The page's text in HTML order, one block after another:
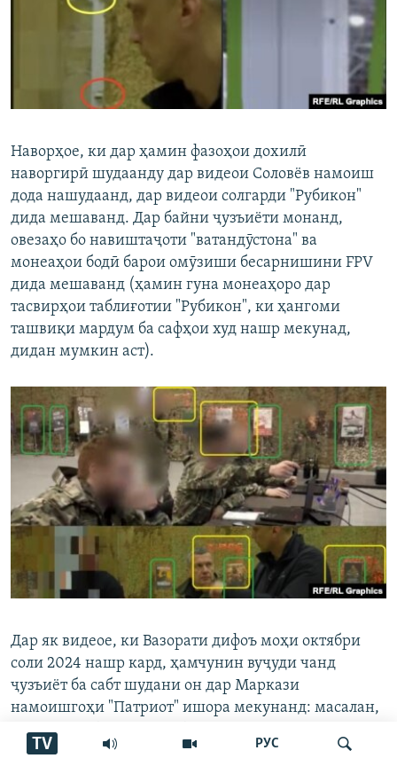
РУС
TV
Наворҳое, ки дар ҳамин фазоҳои дохилӣ
наворгирӣ шудаанду дар видеои Соловёв намоиш
дода нашудаанд, дар видеои солгарди "Рубикон"
дида мешаванд. Дар байни ҷузъиёти монанд,
овезаҳо бо навиштаҷоти "ватандӯстона" ва
монеаҳои бодӣ барои омӯзиши бесарнишини FPV
дида мешаванд (ҳамин гуна монеаҳоро дар
тасвирҳои таблиғотии "Рубикон", ки ҳангоми
ташвиқи мардум ба сафҳои худ нашр мекунад,
дидан мумкин аст).
Дар як видеое, ки Вазорати дифоъ моҳи октябри
соли 2024 нашр кард, ҳамчунин вуҷуди чанд
ҷузъиёт ба сабт шудани он дар Маркази
намоишгоҳи "Патриот" ишора мекунанд: масалан,
даричаҳои филизӣ дар фаршҳо, ки сӯрохиҳои
фаннӣ доранд (инҳоро дар анбори таҷҳизоти